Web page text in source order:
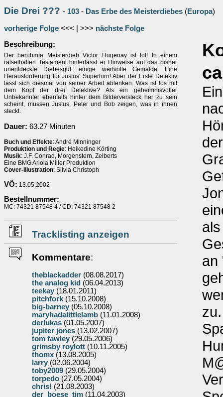
Die Drei ??? - 103 - Das Erbe des Meisterdiebes (Europa)
vorherige Folge <<< | >>> nächste Folge
Beschreibung:
Der berühmte Meisterdieb Victor Hugenay ist tot! In einem
rätselhaften Testament hinterlässt er Hinweise auf das bisher
unentdeckte Diebesgut: einige wertvolle Gemälde. Eine
Herausforderung für Justus' Superhirn! Aber der Erste Detektiv
lässt sich diesmal von seiner Arbeit ablenken. Was ist los mit
dem Kopf der drei Detektive? Als ein geheimnisvoller
Unbekannter ebenfalls hinter dem Bilderversteck her zu sein
scheint, müssen Justus, Peter und Bob zeigen, was in ihnen
steckt.
Dauer: 63.27 Minuten
Buch und Effekte: André Minninger
Produktion und Regie: Heikedine Körting
Musik: J.F. Conrad, Morgenstern, Zeiberts
Eine BMG Ariola Miller Produktion
Cover-Illustration: Silvia Christoph
VÖ: 13.05.2002
Bestellnummer:
MC: 74321 87548 4 / CD: 74321 87548 2
Tracklisting anzeigen
Kommentare:
theblackadder (08.08.2017)
the analog kid (06.04.2013)
teekay (18.01.2011)
pitchfork (15.10.2008)
big-barney (05.10.2008)
maryhadalittlelamb (11.01.2008)
derlukas (01.05.2007)
jupiter jones (13.02.2007)
tom fawley (29.05.2006)
grimsby roylott (10.11.2005)
thomx (13.08.2005)
larry (02.06.2004)
toby2009 (29.05.2004)
torpedo (27.05.2004)
chris! (21.08.2003)
der_boese_tim (11.04.2003)
an